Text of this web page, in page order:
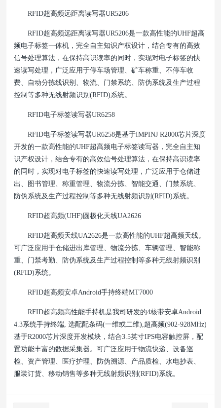
RFID超高频远距离读写器UR5206
RFID超高频远距离读写器UR5206是一款高性能的UHF超高
频电子标签一体机，完全自主知识产权设计，结合专有的高效
信号处理算法，在保持高识读率的同时，实现对电子标签的快
速读写处理，广泛应用于停车场管理、矿车称重、不停车收
费、自动分拣线识别、物流、门禁系统、防伪系统及生产过程
控制等多种无线射频识别(RFID)系统。
RFID电子标签读写器UR6258
RFID电子标签读写器UR6258是基于IMPINJ R2000芯片深度
开发的一款高性能的UHF超高频电子标签读写器，完全自主知
识产权设计，结合专有的高效信号处理算法，在保持高识读率
的同时，实现对电子标签的快速读写处理，广泛应用于仓储进
出、图书管理、称重管理、物流分拣、智能交通、门禁系统、
防伪系统及生产过程控制等多种无线射频识别(RFID)系统。
RFID超高频(UHF)圆极化天线UA2626
RFID超高频天线UA2626是一款高性能的UHF超高频天线。
可广泛应用于仓储进出库管理、物流分拣、车辆管理、智能称
重、门禁考勤、防伪系统及生产过程控制等多种无线射频识别
(RFID)系统。
RFID超高频安卓Android手持终端MT7000
RFID超高频高性能手持机是我司研发的4核带安卓Android
4.3系统手持终端, 选配配条码(一维或二维),超高频(902-928MHz)
基于R2000芯片深度开发模块，结合3.5英寸IPS电容触控屏，配
置功能丰富的数据采集器。可广泛应用于物流快递、设备巡
检、资产管理、医疗护理、防伪溯源、产品质检、水电抄表、
服装订货、移动销售等多种无线射频识别(RFID)系统。